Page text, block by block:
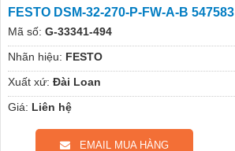
FESTO DSM-32-270-P-FW-A-B 547583
Mã số: G-33341-494
Nhãn hiệu: FESTO
Xuất xứ: Đài Loan
Giá: Liên hệ
EMAIL MUA HÀNG